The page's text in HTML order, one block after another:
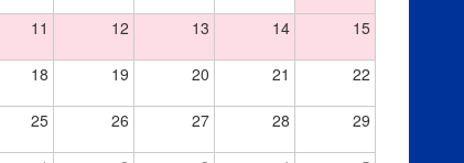
11 12 13 14 15
18 19 20 21 22
25 26 27 28 29